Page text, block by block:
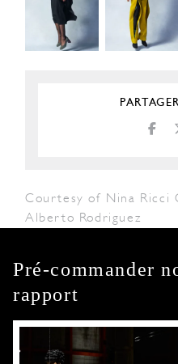
Courtesy of Nina Ricci
Alberto Rodriguez
Pré-commander
rapport